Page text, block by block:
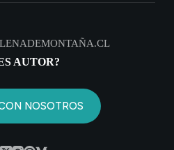
AUTOR?
NOSOTROS